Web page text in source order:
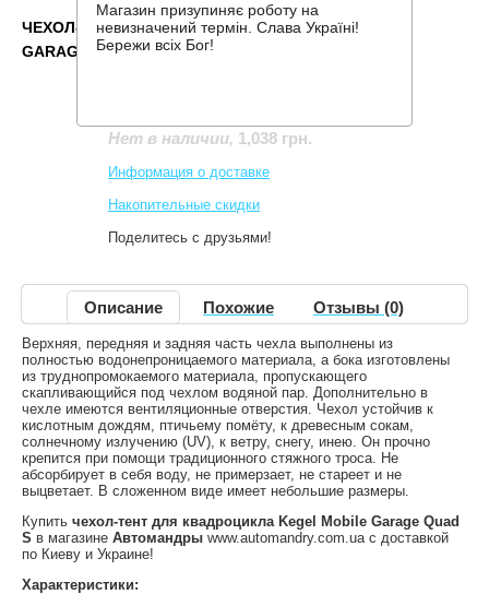
ЧЕХОЛ-ТЕНТ ДЛЯ КВАДРОЦИКЛА KEGEL MOBILE
GARAGE QUAD S
Нет в наличии, 1,038 грн.
Информация о доставке
Накопительные скидки
Поделитесь с друзьями!
Описание Похожие Отзывы (0)
Верхняя, передняя и задняя часть чехла выполнены из
полностью водонепроницаемого материала, а бока изготовлены
из труднопромокаемого материала, пропускающего
скапливающийся под чехлом водяной пар. Дополнительно в
чехле имеются вентиляционные отверстия. Чехол устойчив к
кислотным дождям, птичьему помёту, к древесным сокам,
солнечному излучению (UV), к ветру, снегу, инею. Он прочно
крепится при помощи традиционного стяжного троса. Не
абсорбирует в себя воду, не примерзает, не стареет и не
выцветает. В сложенном виде имеет небольшие размеры.
Купить чехол-тент для квадроцикла Kegel Mobile Garage Quad
S в магазине Автомандры www.automandry.com.ua с доставкой
по Киеву и Украине!
Характеристики:
Магазин призупиняє роботу на
невизначений термін. Слава Україні!
Бережи всіх Бог!